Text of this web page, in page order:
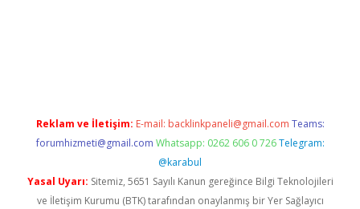
Reklam ve İletişim: E-mail: backlinkpaneli@gmail.com Teams:
forumhizmeti@gmail.com Whatsapp: 0262 606 0 726 Telegram:
@karabul
Yasal Uyarı: Sitemiz, 5651 Sayılı Kanun gereğince Bilgi Teknolojileri
ve İletişim Kurumu (BTK) tarafından onaylanmış bir Yer Sağlayıcı